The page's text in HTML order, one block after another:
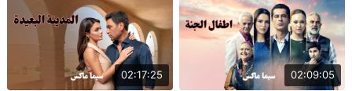
02:09:05
02:17:25